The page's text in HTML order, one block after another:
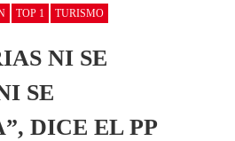
TOP 1 TURISMO
NI SE
SE
DICE EL PP